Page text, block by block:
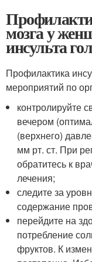
мозга у
инсульта
Профилактика
мероприятий по
контролируйте
вечером
(верхнего)
мм рт. ст. При
обратитесь к
лечения;
следите за
содержание
перейдите на
потребление
фруктов. К